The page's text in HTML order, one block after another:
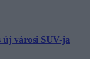
új városi SUV-ja